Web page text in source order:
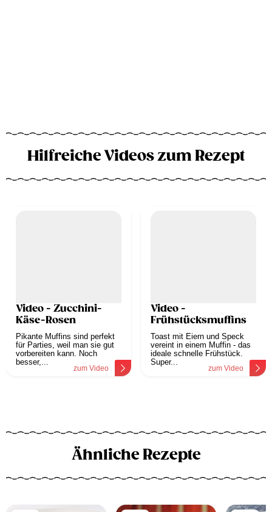
Hilfreiche Videos zum Rezept
Video - Zucchini-
Käse-Rosen
Pikante Muffins sind perfekt
für Parties, weil man sie gut
vorbereiten kann. Noch
besser,...
zum Video
Video -
Frühstücksmuffins
Toast mit Eiern und Speck
vereint in einem Muffin - das
ideale schnelle Frühstück.
Super...
zum Video
Ähnliche Rezepte